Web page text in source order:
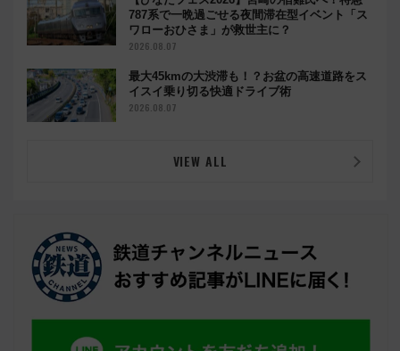
787系で一晩過ごせる夜間滞在型イベント「ス
ワローおひさま」が救世主に？
2026.08.07
最大45kmの大渋滞も！？お盆の高速道路をス
イスイ乗り切る快適ドライブ術
2026.08.07
VIEW ALL